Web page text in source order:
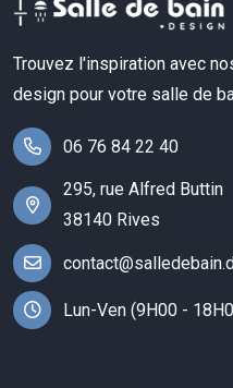
Trouvez l'inspiration avec
design pour votre salle de
06 76 84 22 40
295, rue Alfred Buttin
38140 Rives
Lun-Ven (9H00 -